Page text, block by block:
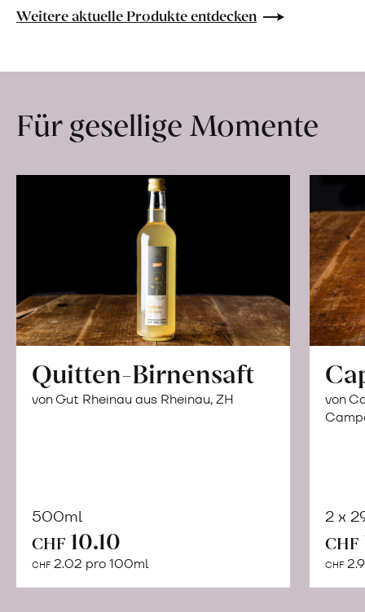
Lebensmittel
Hof
erfahren
Weitere aktuelle Produkte entdecken
Für gesellige Momente
Quitten-Birnensaft
von Gut Rheinau aus Rheinau, ZH
500ml
CHF 10.10
CHF 2.02 pro 100ml
Warenkorb
von
2 x
CHF
CHF